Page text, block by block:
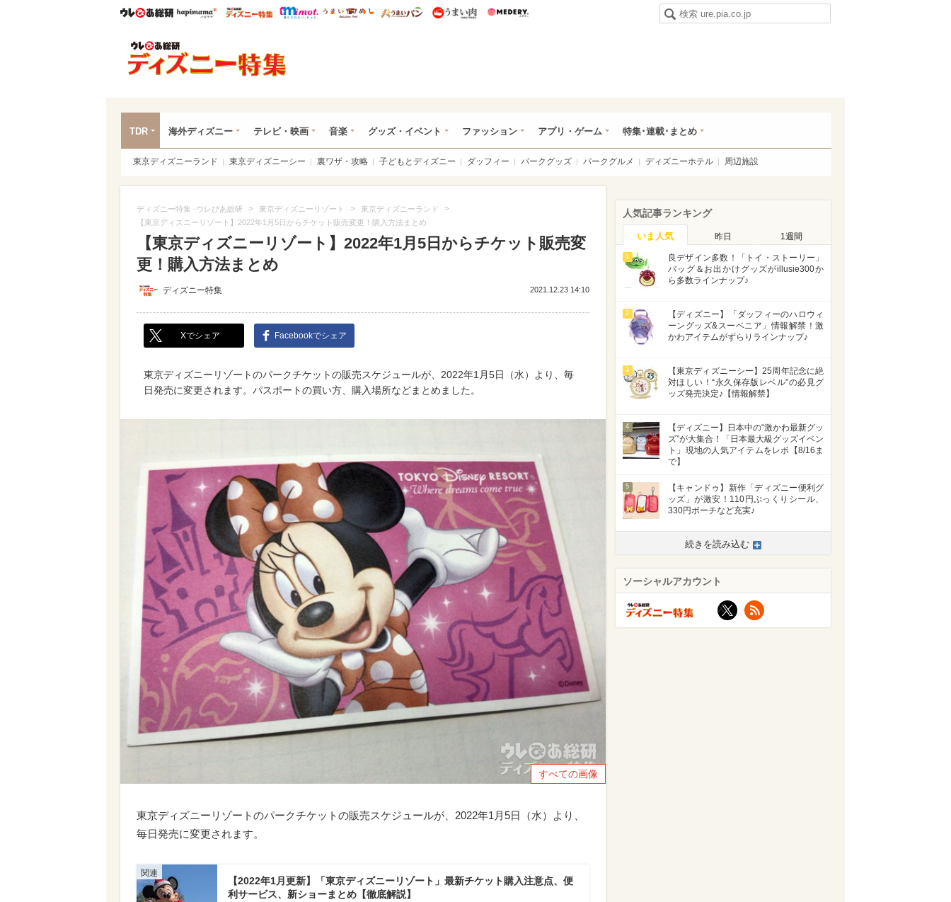
ウレぴあ総研ハピママ* ウレぴあ総研 ディズニー特集
mimot. うまいめし うまいパン うまい肉
TDR 海外ディズニー テレビ・映画 音楽 グッズ・イベント ファッション アプリ・ゲーム 特集･連載･まとめ
東京ディズニーランド 東京ディズニーシー 裏ワザ・攻略 子どもとディズニー ダッフィー パークグッズ パークグルメ ディズニーホテル 周辺施設
ディズニー特集 -ウレぴあ総研 > 東京ディズニーリゾート > 東京ディズニーランド >
【東京ディズニーリゾート】2022年1月5日からチケット販売変更！購入方法まとめ
【東京ディズニーリゾート】2022年1月5日からチケット販売変
更！購入方法まとめ
ディズニー特集 2021.12.23 14:10
Xでシェア Facebookでシェア
東京ディズニーリゾートのパークチケットの販売スケジュールが、2022年1月5日（水）より、毎
日発売に変更されます。パスポートの買い方、購入場所などまとめました。
すべての画像
東京ディズニーリゾートのパークチケットの販売スケジュールが、2022年1月5日（水）より、
毎日発売に変更されます。
【2022年1月更新】「東京ディズニーリゾート」最新チケット購入注意点、便
利サービス、新ショーまとめ【徹底解説】
人気記事ランキング
いま人気 昨日 1週間
1
良デザイン多数！「トイ・ストーリー」
バッグ＆お出かけグッズがillusie300か
ら多数ラインナップ♪
2
【ディズニー】「ダッフィーのハロウィ
ーングッズ&スーベニア」情報解禁！激
かわアイテムがずらりラインナップ♪
3
【東京ディズニーシー】25周年記念に絶
対ほしい！“永久保存版レベル”の必見グ
ッズ発売決定♪【情報解禁】
4
【ディズニー】日本中の“激かわ最新グッ
ズ”が大集合！「日本最大級グッズイベン
ト」現地の人気アイテムをレポ【8/16ま
で】
5
【キャンドゥ】新作「ディズニー便利グ
ッズ」が激安！110円ぷっくりシール、
330円ポーチなど充実♪
続きを読み込む
ソーシャルアカウント
X